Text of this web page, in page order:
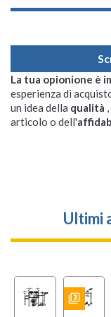
La tua opionione è
esperienza di
un idea della qualità
articolo o dell'
Ultimi
BUNDLES filter_3